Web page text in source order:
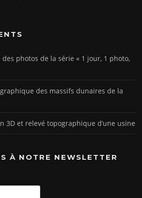
des photos de la série « 1 jour, 1 photo,
des massifs dunaires de la
3D et relevé topographique d’une usine
À NOTRE NEWSLETTER